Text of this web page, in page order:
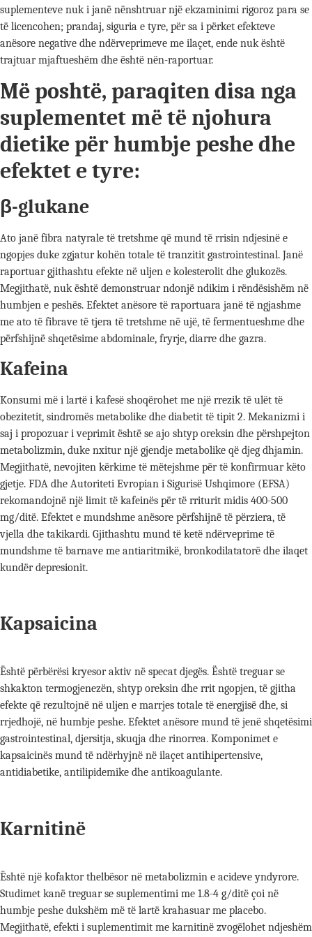
suplementeve nuk i janë nënshtruar një ekzaminimi rigoroz para se
të licencohen; prandaj, siguria e tyre, për sa i përket efekteve
anësore negative dhe ndërveprimeve me ilaçet, ende nuk është
trajtuar mjaftueshëm dhe është nën-raportuar.
Më poshtë, paraqiten disa nga
suplementet më të njohura
dietike për humbje peshe dhe
efektet e tyre:
β-glukane
Ato janë fibra natyrale të tretshme që mund të rrisin ndjesinë e
ngopjes duke zgjatur kohën totale të tranzitit gastrointestinal. Janë
raportuar gjithashtu efekte në uljen e kolesterolit dhe glukozës.
Megjithatë, nuk është demonstruar ndonjë ndikim i rëndësishëm në
humbjen e peshës. Efektet anësore të raportuara janë të ngjashme
me ato të fibrave të tjera të tretshme në ujë, të fermentueshme dhe
përfshijnë shqetësime abdominale, fryrje, diarre dhe gazra.
Kafeina
Konsumi më i lartë i kafesë shoqërohet me një rrezik të ulët të
obezitetit, sindromës metabolike dhe diabetit të tipit 2. Mekanizmi i
saj i propozuar i veprimit është se ajo shtyp oreksin dhe përshpejton
metabolizmin, duke nxitur një gjendje metabolike që djeg dhjamin.
Megjithatë, nevojiten kërkime të mëtejshme për të konfirmuar këto
gjetje. FDA dhe Autoriteti Evropian i Sigurisë Ushqimore (EFSA)
rekomandojnë një limit të kafeinës për të rriturit midis 400-500
mg/ditë. Efektet e mundshme anësore përfshijnë të përziera, të
vjella dhe takikardi. Gjithashtu mund të ketë ndërveprime të
mundshme të barnave me antiaritmikë, bronkodilatatorë dhe ilaqet
kundër depresionit.
Kapsaicina
Është përbërësi kryesor aktiv në specat djegës. Është treguar se
shkakton termogjenezën, shtyp oreksin dhe rrit ngopjen, të gjitha
efekte që rezultojnë në uljen e marrjes totale të energjisë dhe, si
rrjedhojë, në humbje peshe. Efektet anësore mund të jenë shqetësimi
gastrointestinal, djersitja, skuqja dhe rinorrea. Komponimet e
kapsaicinës mund të ndërhyjnë në ilaçet antihipertensive,
antidiabetike, antilipidemike dhe antikoagulante.
Karnitinë
Është një kofaktor thelbësor në metabolizmin e acideve yndyrore.
Studimet kanë treguar se suplementimi me 1.8-4 g/ditë çoi në
humbje peshe dukshëm më të lartë krahasuar me placebo.
Megjithatë, efekti i suplementimit me karnitinë zvogëlohet ndjeshëm